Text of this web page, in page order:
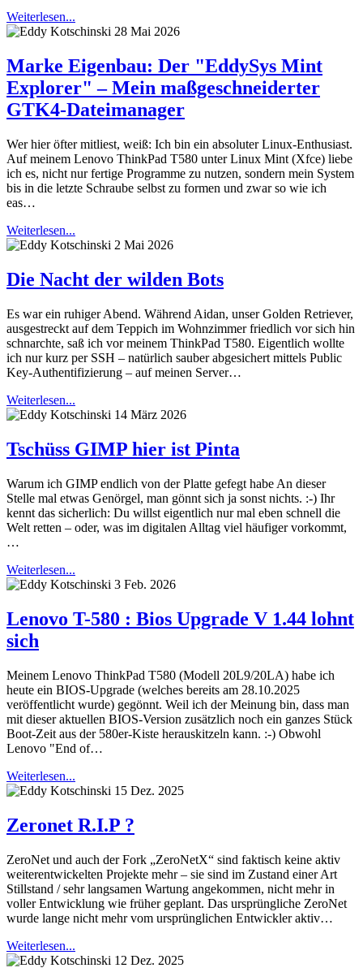
Weiterlesen...
28 Mai 2026
Marke Eigenbau: Der "EddySys Mint
Explorer" – Mein maßgeschneiderter
GTK4-Dateimanager
Wer hier öfter mitliest, weiß: Ich bin ein absoluter Linux-Enthusiast.
Auf meinem Lenovo ThinkPad T580 unter Linux Mint (Xfce) liebe
ich es, nicht nur fertige Programme zu nutzen, sondern mein System
bis in die letzte Schraube selbst zu formen und zwar so wie ich
eas…
Weiterlesen...
2 Mai 2026
Die Nacht der wilden Bots
Es war ein ruhiger Abend. Während Aidan, unser Golden Retriever,
ausgestreckt auf dem Teppich im Wohnzimmer friedlich vor sich hin
schnarchte, saß ich vor meinem ThinkPad T580. Eigentlich wollte
ich nur kurz per SSH – natürlich sauber abgesichert mittels Public
Key-Authentifizierung – auf meinen Server…
Weiterlesen...
14 März 2026
Tschüss GIMP hier ist Pinta
Warum ich GIMP endlich von der Platte gefegt habe An dieser
Stelle mal etwas Genörgel, man gönnt sich ja sonst nichts. :-) Ihr
kennt das sicherlich: Du willst eigentlich nur mal eben schnell die
Welt retten – oder, was im digitalen Alltag viel häufiger vorkommt,
…
Weiterlesen...
3 Feb. 2026
Lenovo T-580 : Bios Upgrade V 1.44 lohnt
sich
Meinem Lenovo ThinkPad T580 (Modell 20L9/20LA) habe ich
heute ein BIOS-Upgrade (welches bereits am 28.10.2025
veröffentlicht wurde) gegönnt. Weil ich der Meinung bin, dass man
mit dieser aktuellen BIOS-Version zusätzlich noch ein ganzes Stück
Boot-Zeit aus der 580er-Kiste herauskitzeln kann. :-) Obwohl
Lenovo "End of…
Weiterlesen...
15 Dez. 2025
Zeronet R.I.P ?
ZeroNet und auch der Fork „ZeroNetX“ sind faktisch keine aktiv
weiterentwickelten Projekte mehr – sie sind im Zustand einer Art
Stillstand / sehr langsamen Wartung angekommen, nicht mehr in
voller Entwicklung wie früher geplant. Das ursprüngliche ZeroNet
wurde lange nicht mehr vom ursprünglichen Entwickler aktiv…
Weiterlesen...
12 Dez. 2025